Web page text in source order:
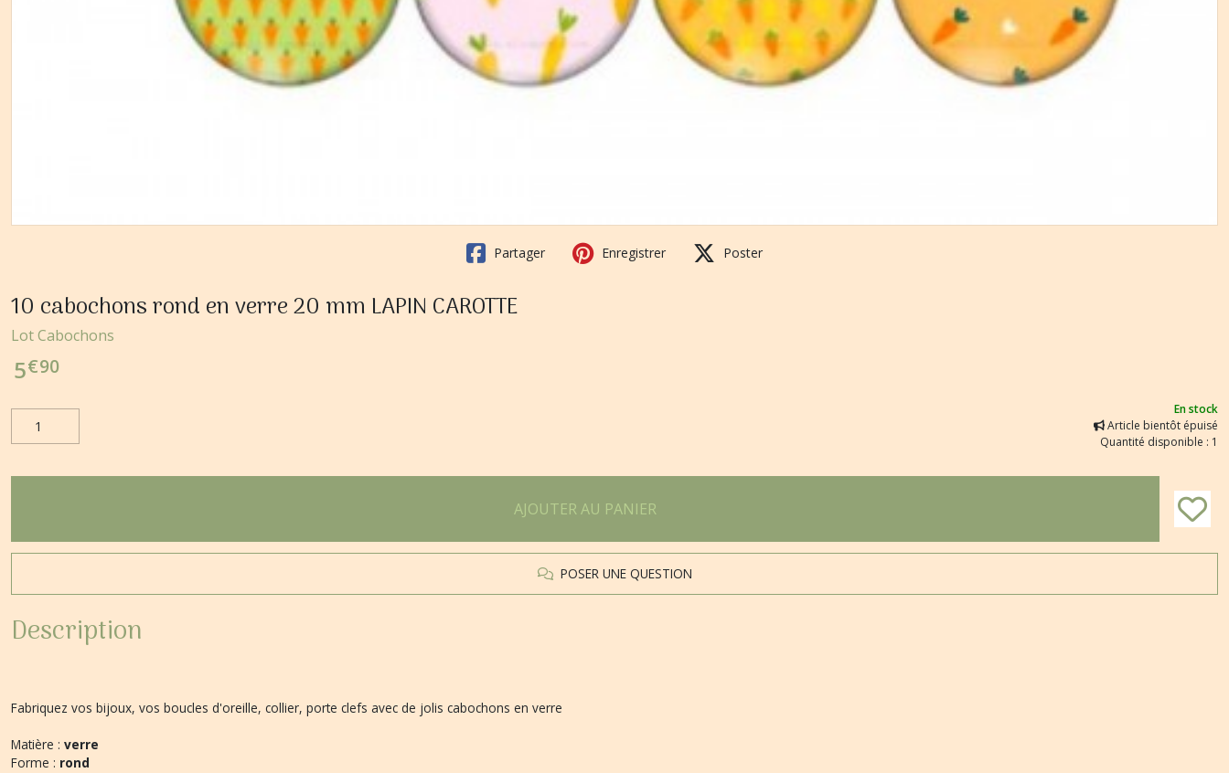
Partager Enregistrer Poster
10 cabochons rond en verre 20 mm LAPIN CAROTTE
Lot Cabochons
5€90
En stock
Article bientôt épuisé
Quantité disponible : 1
AJOUTER AU PANIER
POSER UNE QUESTION
Description
Fabriquez vos bijoux, vos boucles d'oreille, collier, porte clefs avec de jolis cabochons en verre
Matière : verre
Forme : rond